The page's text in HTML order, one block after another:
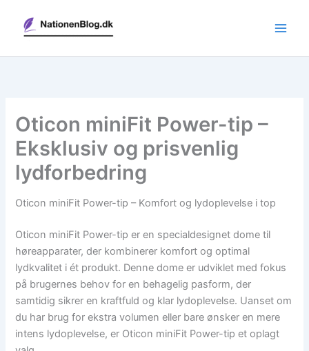
indholdet
Oticon miniFit Power-tip –
Eksklusiv og prisvenlig
lydforbedring
Oticon miniFit Power-tip – Komfort og lydoplevelse i top
Oticon miniFit Power-tip er en specialdesignet dome til
høreapparater, der kombinerer komfort og optimal
lydkvalitet i ét produkt. Denne dome er udviklet med fokus
på brugernes behov for en behagelig pasform, der
samtidig sikrer en kraftfuld og klar lydoplevelse. Uanset om
du har brug for ekstra volumen eller bare ønsker en mere
intens lydoplevelse, er Oticon miniFit Power-tip et oplagt